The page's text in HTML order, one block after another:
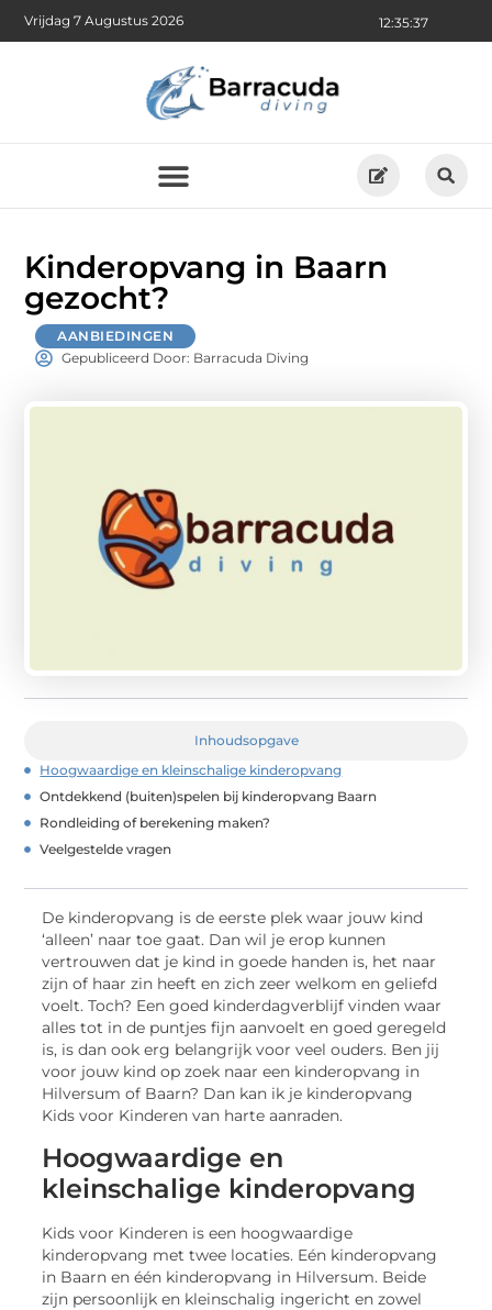
12:35:39
Vrijdag 7 Augustus 2026
Kinderopvang in Baarn
gezocht?
AANBIEDINGEN
Gepubliceerd Door: Barracuda Diving
Inhoudsopgave
Hoogwaardige en kleinschalige kinderopvang
Ontdekkend (buiten)spelen bij kinderopvang Baarn
Rondleiding of berekening maken?
Veelgestelde vragen
De kinderopvang is de eerste plek waar jouw kind
‘alleen’ naar toe gaat. Dan wil je erop kunnen
vertrouwen dat je kind in goede handen is, het naar
zijn of haar zin heeft en zich zeer welkom en geliefd
voelt. Toch? Een goed kinderdagverblijf vinden waar
alles tot in de puntjes fijn aanvoelt en goed geregeld
is, is dan ook erg belangrijk voor veel ouders. Ben jij
voor jouw kind op zoek naar een kinderopvang in
Hilversum of Baarn? Dan kan ik je kinderopvang
Kids voor Kinderen van harte aanraden.
Hoogwaardige en
kleinschalige kinderopvang
Kids voor Kinderen is een hoogwaardige
kinderopvang met twee locaties. Eén kinderopvang
in Baarn en één kinderopvang in Hilversum. Beide
zijn persoonlijk en kleinschalig ingericht en zowel